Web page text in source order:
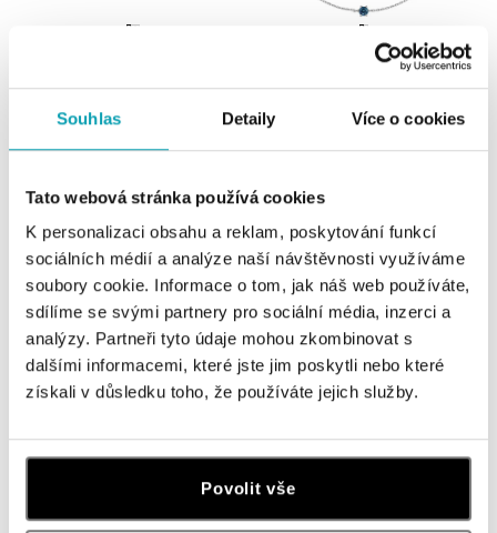
Souhlas Detaily Více o cookies
Tato webová stránka používá cookies
K personalizaci obsahu a reklam, poskytování funkcí
sociálních médií a analýze naší návštěvnosti využíváme
soubory cookie. Informace o tom, jak náš web používáte,
sdílíme se svými partnery pro sociální média, inzerci a
analýzy. Partneři tyto údaje mohou zkombinovat s
dalšími informacemi, které jste jim poskytli nebo které
získali v důsledku toho, že používáte jejich služby.
Povolit vše
Náušnice s modrým diamantem a
bílými diamanty Bloom Spark
od 257 161 Kč
Náramek s modrým diamantem
Starlit Symphony
od 14 750 Kč
Náhrdelník s bílými a modrými
Náhrdelník s modrým diamantem a
bílými diamanty Sparkling Circuit